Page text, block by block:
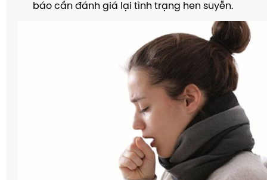
báo cần đánh giá lại tình trạng hen suyễn.